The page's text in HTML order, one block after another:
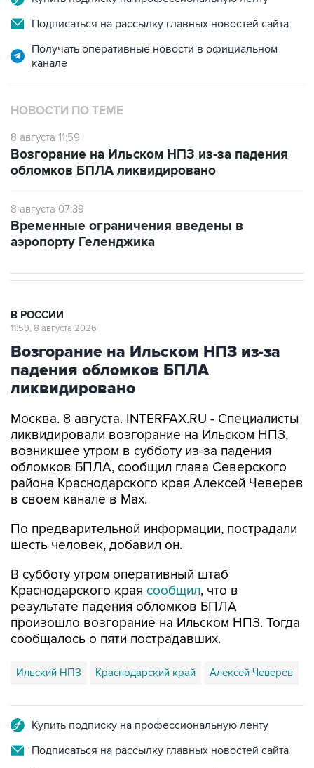
Подписаться на рассылку главных новостей сайта
Получать оперативные новости в официальном
канале
НОВОСТИ ПО ТЕМЕ
8 августа 11:59
Возгорание на Ильском НПЗ из-за падения
обломков БПЛА ликвидировано
8 августа 07:39
Временные ограничения введены в
аэропорту Геленджика
В РОССИИ
11:59, 8 августа 2026
Возгорание на Ильском НПЗ из-за
падения обломков БПЛА
ликвидировано
Москва. 8 августа. INTERFAX.RU - Специалисты
ликвидировали возгорание на Ильском НПЗ,
возникшее утром в субботу из-за падения
обломков БПЛА, сообщил глава Северского
района Краснодарского края Алексей Чеверев
в своем канале в Max.
По предварительной информации, пострадали
шесть человек, добавил он.
В субботу утром оперативный штаб
Краснодарского края сообщил, что в
результате падения обломков БПЛА
произошло возгорание на Ильском НПЗ. Тогда
сообщалось о пяти пострадавших.
Ильский НПЗ Краснодарский край Алексей Чеверев
Купить подписку на профессиональную ленту
Подписаться на рассылку главных новостей сайта